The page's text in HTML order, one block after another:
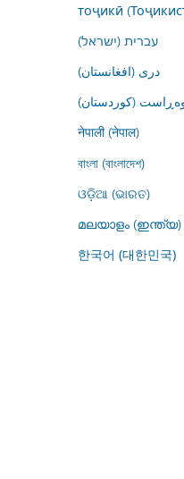
тоҷикӣ
עברית (ישראל)
درى (افغانستان)
(کوردستان)
नेपाली (नेपाल)
বাংলা (বাংলাদেশ)
ଓଡ଼ିଆ (ଭାରତ)
മലയാളം (ഇന്ത്യ)
한국어 (대한민국)